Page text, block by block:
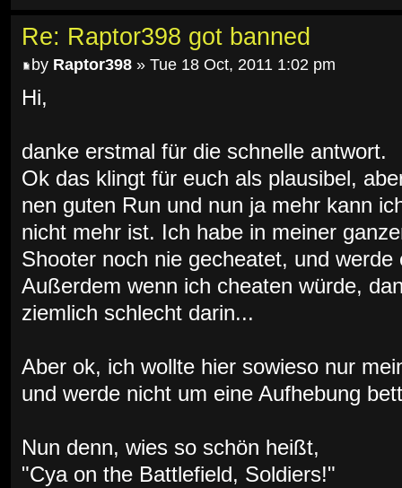
Re: Raptor398 got banned
by Raptor398 » Tue 18 Oct, 2011 1:02 pm
Hi,
danke erstmal für die schnelle antwort.
Ok das klingt für euch als plausibel,
nen guten Run und nun ja mehr kann
nicht mehr ist. Ich habe in meiner
Shooter noch nie gecheatet, und
Außerdem wenn ich cheaten würde,
ziemlich schlecht darin...
Aber ok, ich wollte hier sowieso nur
und werde nicht um eine Aufhebung
Nun denn, wies so schön heißt,
"Cya on the Battlefield, Soldiers!"